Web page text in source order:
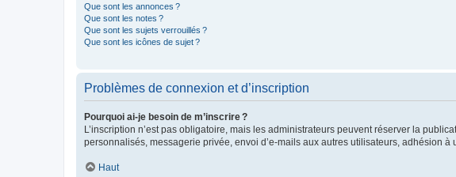
Que sont les annonces ?
Que sont les notes ?
Que sont les sujets verrouillés ?
Que sont les icônes de sujet ?
Problèmes de connexion et d’inscription
Pourquoi ai-je besoin de m’inscrire ?
L’inscription n’est pas obligatoire, mais les administrateurs peuvent réserver la
personnalisés, messagerie privée, envoi d’e-mails aux autres utilisateurs, adhésion
Haut